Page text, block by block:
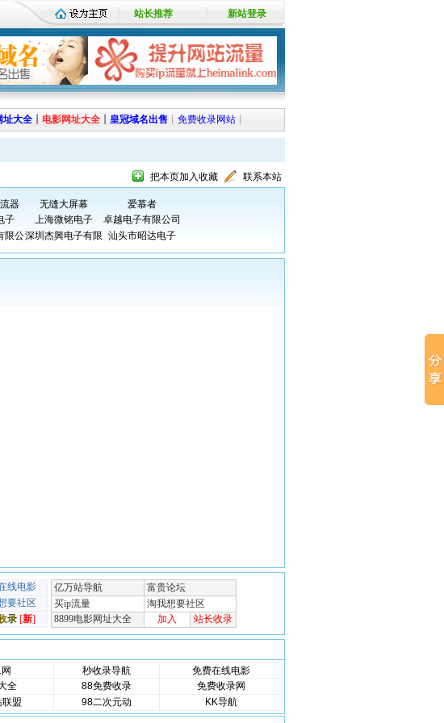
站长推荐 新站登录
址大全 ┊ 电影网址大全 ┊ 皇冠域名出售 ┊ 免费收录网站 ┊
把本页加入收藏 联系本站
器 无缝大屏幕
爱慕者
子 上海微铭电子
卓越电子有限公司
限公深圳杰興电子有限 汕头市昭达电子
秒收录导航
免费在线电影
全 88免费收录
免费收录网
盟 98二次元动 KK导航